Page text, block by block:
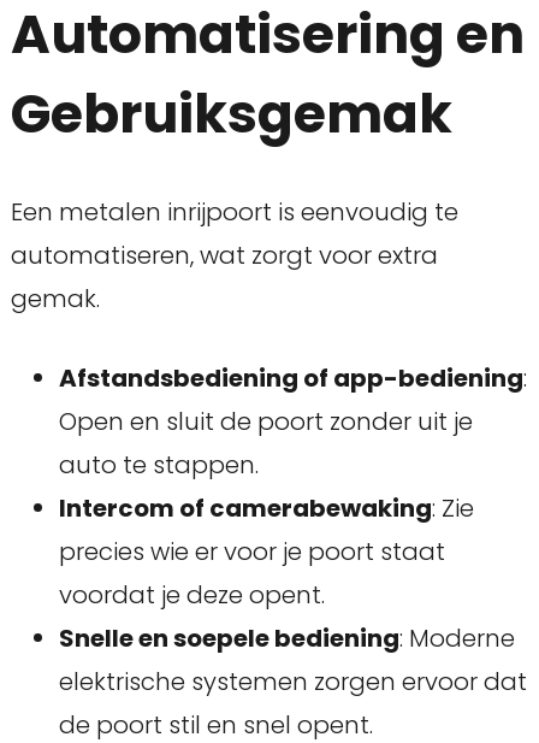
Automatisering en
Gebruiksgemak
Een metalen inrijpoort is eenvoudig te
automatiseren, wat zorgt voor extra
gemak.
Afstandsbediening of app-bediening:
Open en sluit de poort zonder uit je
auto te stappen.
Intercom of camerabewaking: Zie
precies wie er voor je poort staat
voordat je deze opent.
Snelle en soepele bediening: Moderne
elektrische systemen zorgen ervoor dat
de poort stil en snel opent.